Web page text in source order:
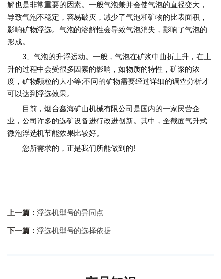
解也是非常重要的因素。一般气泡兼并会使气泡的直径变大，
导致气泡不稳定，容易破灭，减少了气泡和矿物的比表面积，
影响矿物浮选。气泡的溶解性会导致气泡消失，影响了气泡的
形成。
3、气泡的升浮运动。一般，气泡在矿浆中曲折上升，在上
升的过程中会受很多因素的影响，如物质的特性，矿浆的浓
度，矿物颗粒的大小等;不同的矿物需要经过详细的调查分析才
可以达到浮选效果。
目前，烟台鑫海矿山机械有限公司是国内的一家民营企
业，公司许多的选矿设备进行改进创新。其中，全截面气升式
微泡浮选机节能效果比较好。
您所需求的，正是我们所能做到的!
上一篇： 浮选机型号的异同点
下一篇： 浮选机型号的选择依据